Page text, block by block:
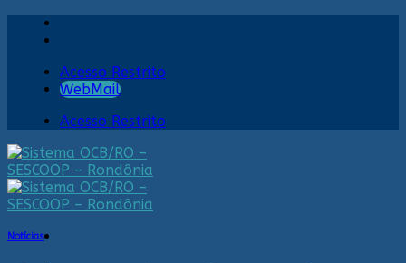
Acesso Restrito
WebMail
Acesso Restrito
Notícias